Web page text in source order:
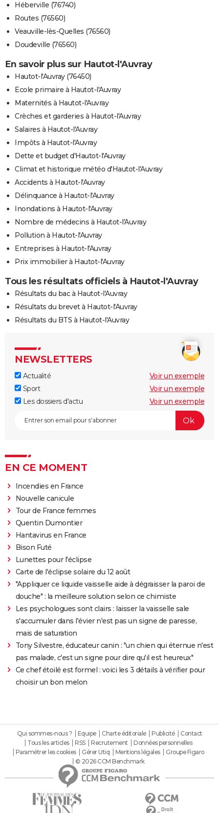
Héberville (76740)
Routes (76560)
Veauville-lès-Quelles (76560)
Doudeville (76560)
En savoir plus sur Hautot-l'Auvray
Hautot-l'Auvray (76450)
Ecole primaire à Hautot-l'Auvray
Maternités à Hautot-l'Auvray
Crèches et garderies à Hautot-l'Auvray
Salaires à Hautot-l'Auvray
Impôts à Hautot-l'Auvray
Dette et budget d'Hautot-l'Auvray
Climat et historique météo d'Hautot-l'Auvray
Accidents à Hautot-l'Auvray
Délinquance à Hautot-l'Auvray
Inondations à Hautot-l'Auvray
Nombre de médecins à Hautot-l'Auvray
Pollution à Hautot-l'Auvray
Entreprises à Hautot-l'Auvray
Prix immobilier à Hautot-l'Auvray
Tous les résultats officiels à Hautot-l'Auvray
Résultats du bac à Hautot-l'Auvray
Résultats du brevet à Hautot-l'Auvray
Résultats du BTS à Hautot-l'Auvray
NEWSLETTERS
Actualité
Voir un exemple
Sport
Voir un exemple
Les dossiers d'actu
Voir un exemple
EN CE MOMENT
Incendies en France
Nouvelle canicule
Tour de France femmes
Quentin Dumontier
Hantavirus en France
Bison Futé
Lunettes pour l'éclipse
Carte de l'éclipse solaire du 12 août
"Appliquer ce liquide vaisselle aide à dégraisser la paroi de
douche" : la meilleure solution selon ce chimiste
Les psychologues sont clairs : laisser la vaisselle sale
s'accumuler dans l'évier n'est pas un signe de paresse,
mais de saturation
Tony Silvestre, éducateur canin : "un chien qui éternue n'est
pas malade, c'est un signe pour dire qu'il est heureux"
Ce chef étoilé est formel : voici les 3 détails à vérifier pour
choisir un bon melon
Qui sommes-nous ? Equipe Charte éditoriale Publicité
Contact
Tous les articles
RSS Recrutement
Données personnelles
Paramétrer les cookies
Gérer Utiq Mentions légales
Groupe Figaro
© 2026 CCM Benchmark